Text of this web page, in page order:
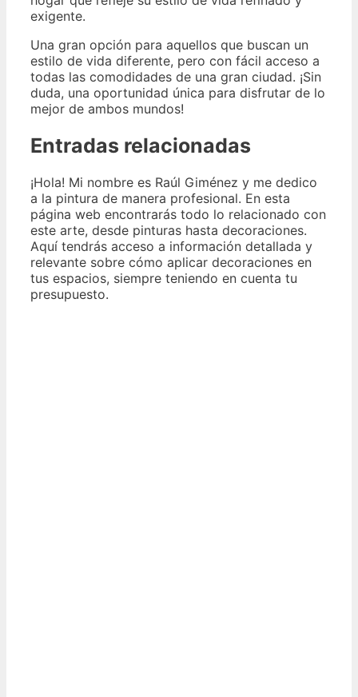
exigente.
Una gran opción para aquellos que buscan un
estilo de vida diferente, pero con fácil acceso a
todas las comodidades de una gran ciudad. ¡Sin
duda, una oportunidad única para disfrutar de lo
mejor de ambos mundos!
Entradas relacionadas
¡Hola! Mi nombre es Raúl Giménez y me dedico
a la pintura de manera profesional. En esta
página web encontrarás todo lo relacionado con
este arte, desde pinturas hasta decoraciones.
Aquí tendrás acceso a información detallada y
relevante sobre cómo aplicar decoraciones en
tus espacios, siempre teniendo en cuenta tu
presupuesto.